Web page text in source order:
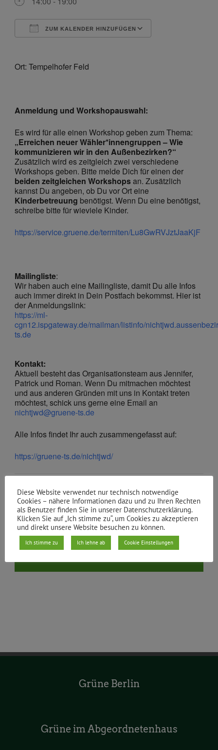
ZUM KALENDER HINZUFÜGEN
Ort: Tempelhofer Feld
Anmeldung und Workshopauswahl:
Es wird für alle einen Workshop geben zum Thema:
„Erreichen neuer Wähler*innengruppen – Wie
kommunizieren wir in den Außenbezirken?“
Zusätzlich wird es zeitgleich zwei verschiedene
Workshops geben. Bitte melde Dich für einen der
beiden zeitgleichen Workshopsan. Zusätzlich
kannst Du angeben, ob Du vor Ort eine
Kinderbetreuung benötigst. Wenn Du eine benötigst,
schreibe bitte für wieviele Kinder.
https://service.gruene.de/termiten/Lu8GwRVJztJaaKjF
Mailingliste:
Wir haben auch eine Mailingliste, damit Du alle Infos
auch immer direkt in Dein Postfach bekommst. Hier ist
der Anmeldungslink:
https://ml-
cgn12.ispgateway.de/mailman/listinfo/
ts.de
Kontakt:
Aktuell besteht das Organisationsteam aus Jennifer,
Patrick und Roman. Wenn Du mitmachen möchtest
und aus anderen Gründen mit uns in Kontakt treten
möchtest, schick uns gerne eine Email an
nichtjwd@gruene-ts.de
Alle Infos findet Ihr auch zusammengefasst auf:
https://gruene-ts.de/nichtjwd/
Teile den Beitrag
Mail
Grüne Berlin
Grüne im Abgeordnetenhaus
Diese Website verwendet nur technisch notwendige
Cookies – nähere Informationen dazu und zu Ihren Rechten
als Benutzer finden Sie in unserer Datenschutzerklärung.
Klicken Sie auf „Ich stimme zu“, um Cookies zu akzeptieren
und direkt unsere Website besuchen zu können.
Ich stimme zu Ich lehne ab Cookie Einstellungen